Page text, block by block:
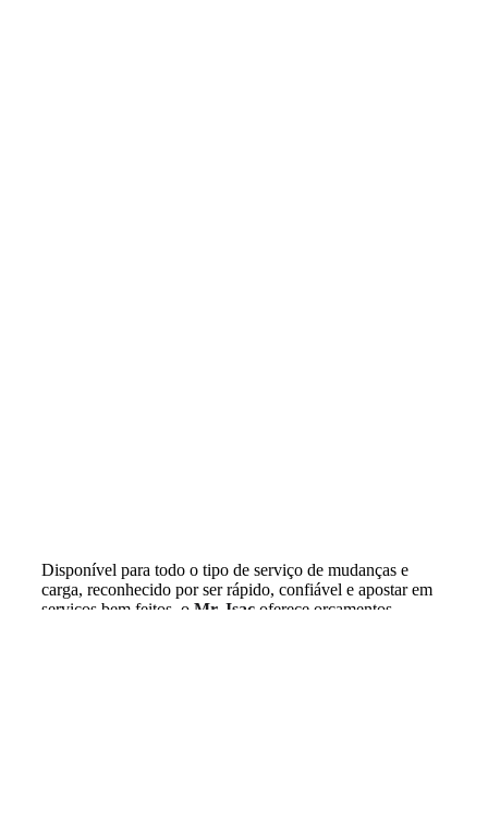
Disponível para todo o tipo de serviço de mudanças e
carga, reconhecido por ser rápido, confiável e apostar em
serviços bem feitos, o Mr. Isac oferece orçamentos